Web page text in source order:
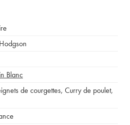
Blanc
de courgettes, Curry de poulet,